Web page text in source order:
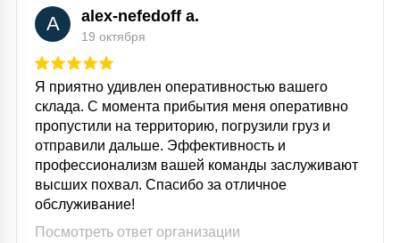
A alex-nefedoff a.
19 октября
Я приятно удивлен оперативностью вашего
склада. С момента прибытия меня оперативно
пропустили на территорию, погрузили груз и
отправили дальше. Эффективность и
профессионализм вашей команды заслуживают
высших похвал. Спасибо за отличное
обслуживание!
Посмотреть ответ организации